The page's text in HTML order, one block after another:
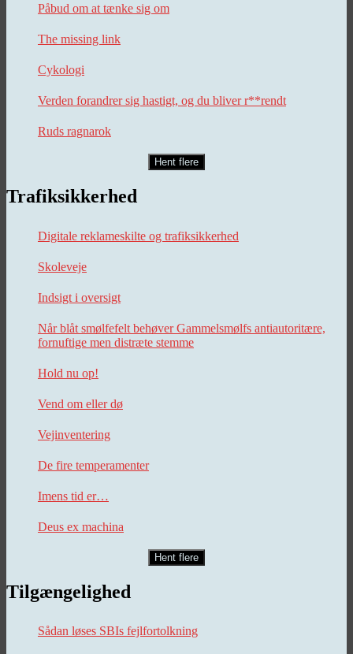
Påbud om at tænke sig om
The missing link
Cykologi
Verden forandrer sig hastigt, og du bliver r**rendt
Ruds ragnarok
Hent flere
Trafiksikkerhed
Digitale reklameskilte og trafiksikkerhed
Skoleveje
Indsigt i oversigt
Når blåt smølfefelt behøver Gammelsmølfs antiautoritære,
fornuftige men distræte stemme
Hold nu op!
Vend om eller dø
Vejinventering
De fire temperamenter
Imens tid er…
Deus ex machina
Hent flere
Tilgængelighed
Sådan løses SBIs fejlfortolkning